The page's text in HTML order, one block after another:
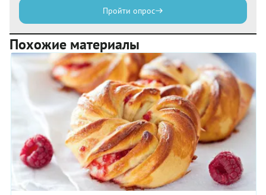
Пройти опрос
Похожие материалы